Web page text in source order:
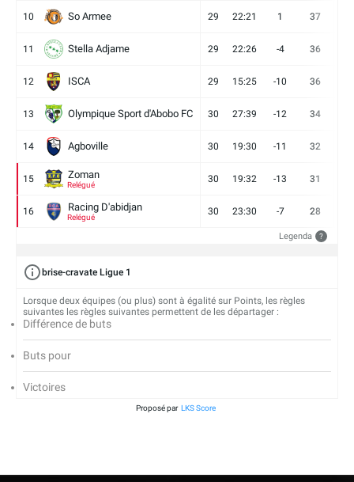
10 So Armee 29 22:21 1 37
11 Stella Adjame 29 22:26 -4 36
12 ISCA 29 15:25 -10 36
13 Olympique Sport d'Abobo FC 30 27:39 -12 34
14 Agboville 30 19:30 -11 32
15 Zoman
Relégué
30 19:32 -13 31
16 Racing D'abidjan
Relégué
30 23:30 -7 28
Legenda ?
brise-cravate Ligue 1
Lorsque deux équipes (ou plus) sont à égalité sur Points, les règles
suivantes les règles suivantes permettent de les départager :
Différence de buts
Buts pour
Victoires
Proposé par LKS Score